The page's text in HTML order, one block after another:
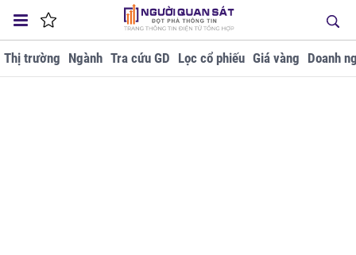
Thị trường Ngành Tra cứu GD Lọc cổ phiếu Giá vàng Doanh